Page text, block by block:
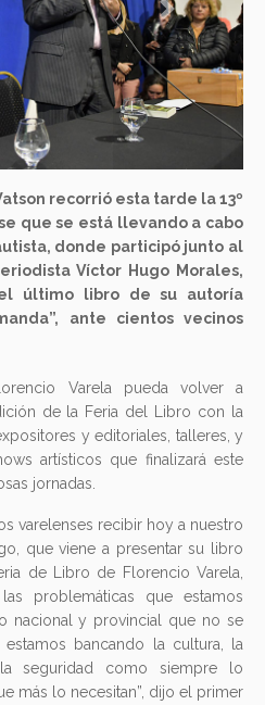
Next
recorrió esta tarde la 13º
que se está llevando a cabo
donde participó junto al
Víctor Hugo Morales,
último libro de su autoría
ante cientos vecinos
Varela pueda volver a
de la Feria del Libro con la
y editoriales, talleres, y
artísticos que finalizará este
jornadas.
varelenses recibir hoy a nuestro
que viene a presentar su libro
de Libro de Florencio Varela,
problemáticas que estamos
nacional y provincial que no se
bancando la cultura, la
seguridad como siempre lo
más lo necesitan”, dijo el primer